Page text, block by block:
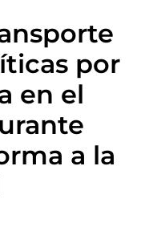
por
en el
a la